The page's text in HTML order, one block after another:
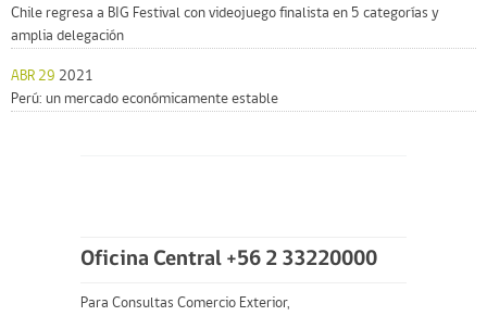
Chile regresa a BIG Festival con videojuego finalista en 5 categorías y
amplia delegación
ABR 29 2021
Perú: un mercado económicamente estable
Oficina Central +56 2 33220000
Para Consultas Comercio Exterior,